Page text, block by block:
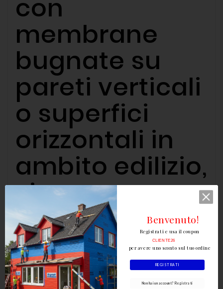
con
membrane
bugnate su
pareti verticali
o superfici
orizzontali in
ambito edilizio,
sia
residenziale
che
industriale.REGISTRATI
Non hai un account? Registrati
Registrati e usa il coupon
per avere uno sconto sul tuo ordine
CLIENTE26
Benvenuto!